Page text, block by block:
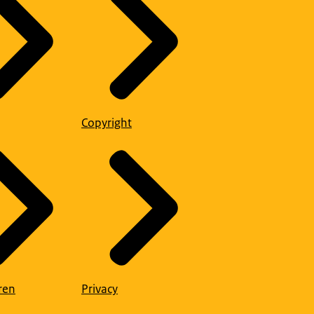
Copyright
Privacy